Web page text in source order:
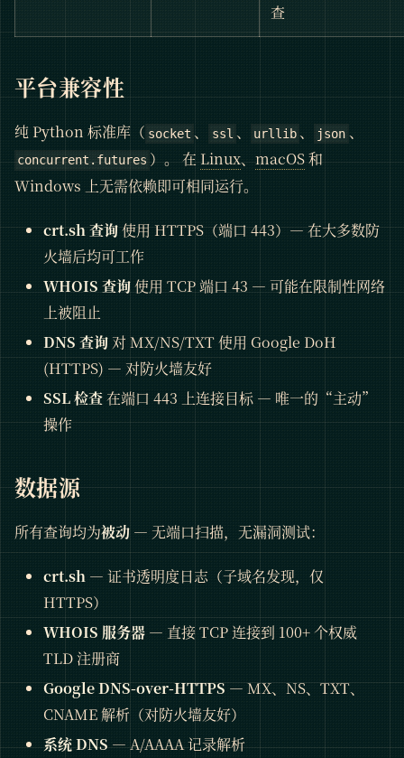
查
平台兼容性
纯 Python 标准库（ socket 、 ssl 、 urllib、 json 、
concurrent.futures ）。 在Linux、macOS和
Windows 上无需依赖即可相同运行。
crt.sh 查询使用 HTTPS（端口 443）— 在大多数防
火墙后均可工作
WHOIS 查询使用 TCP 端口 43 — 可能在限制性网络
上被阻止
DNS 查询 对 MX/NS/TXT 使用 Google DoH
(HTTPS) — 对防火墙友好
SSL 检查在端口 443 上连接目标 — 唯一的“主动”
操作
数据源
所有查询均为被动 — 无端口扫描，无漏洞测试：
crt.sh — 证书透明度日志（子域名发现，仅
HTTPS）
WHOIS 服务器 — 直接 TCP 连接到 100+ 个权威
TLD 注册商
Google DNS-over-HTTPS— MX、NS、TXT、
CNAME 解析（对防火墙友好）
系统 DNS— A/AAAA 记录解析